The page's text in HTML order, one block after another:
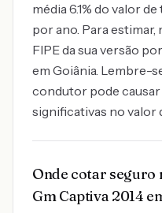
média 6.1% do valor
por ano. Para
FIPE da sua versão
em Goiânia. Lembre-
condutor pode
significativas no valor
Onde cotar seguro
Gm Captiva 2014